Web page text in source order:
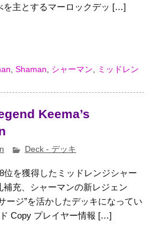
を主とするマーロックデッ […]
,Shaman, シャーマン, ミッドレン
Keema’s
Deck - デッキ
位を獲得したミッドレンジシャー
充、シャーマンの新レジェン
ージ”を活かしたデッキになってい
Copy プレイヤー情報 […]